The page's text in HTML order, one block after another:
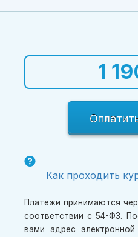
1
Как проходить
Платежи принимаются
соответствии с 54-ФЗ.
вами адрес